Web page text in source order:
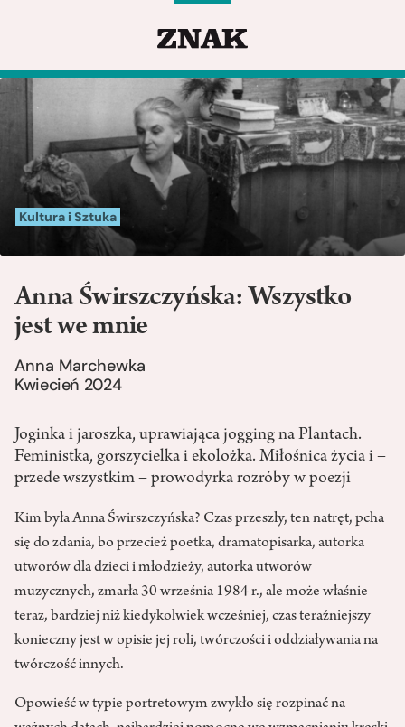
Kultura i Sztuka
Anna Świrszczyńska: Wszystko
jest we mnie
Anna Marchewka
Kwiecień 2024
Joginka i jaroszka, uprawiająca jogging na Plantach.
Feministka, gorszycielka i ekolożka. Miłośnica życia i –
przede wszystkim – prowodyrka rozróby w poezji
Kim była Anna Świrszczyńska? Czas przeszły, ten natręt, pcha
się do zdania, bo przecież poetka, dramatopisarka, autorka
utworów dla dzieci i młodzieży, autorka utworów
muzycznych, zmarła 30 września 1984 r., ale może właśnie
teraz, bardziej niż kiedykolwiek wcześniej, czas teraźniejszy
konieczny jest w opisie jej roli, twórczości i oddziaływania na
twórczość innych.
Opowieść w typie portretowym zwykło się rozpinać na